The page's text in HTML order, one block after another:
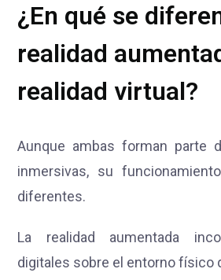
¿En qué se
realidad
realidad virtual?
Aunque ambas forman parte
inmersivas, su
diferentes.
La realidad aumentada
digitales sobre el entorno físico